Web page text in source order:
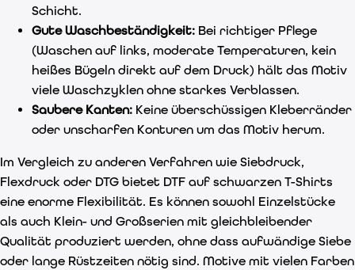
Schicht.
Gute Waschbeständigkeit: Bei richtiger Pflege
(Waschen auf links, moderate Temperaturen, kein
heißes Bügeln direkt auf dem Druck) hält das Motiv
viele Waschzyklen ohne starkes Verblassen.
Saubere Kanten: Keine überschüssigen Kleberränder
oder unscharfen Konturen um das Motiv herum.
Im Vergleich zu anderen Verfahren wie Siebdruck,
Flexdruck oder DTG bietet DTF auf schwarzen T-Shirts
eine enorme Flexibilität. Es können sowohl Einzelstücke
als auch Klein- und Großserien mit gleichbleibender
Qualität produziert werden, ohne dass aufwändige Siebe
oder lange Rüstzeiten nötig sind. Motive mit vielen Farben